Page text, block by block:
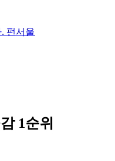
1순위